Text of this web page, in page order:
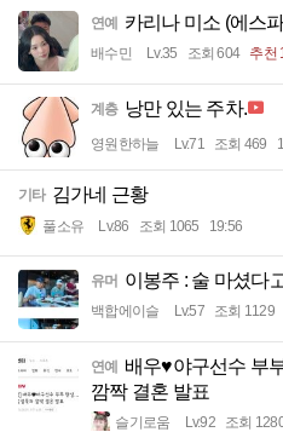
연예 카리나 미소 (에스
배수민 Lv.35 조회 604 추천
계층 낭만 있는 주차.
영원한하늘 Lv.71 조회 469
기타 김가네 근황
풀소유 Lv.86 조회 1065 19:56
유머 이봉주 : 술 마셨다
백합에이슬 Lv.57 조회 1129
연예
배우♥야구선수 부
깜짝 결혼 발표
슬기로움 Lv.92 조회